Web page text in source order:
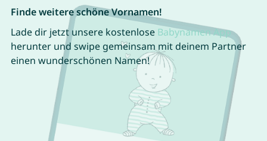
Finde weitere schöne Vornamen!
Lade dir jetzt unsere kostenlose Babynamen App
herunter und swipe gemeinsam mit deinem Partner
einen wunderschönen Namen!